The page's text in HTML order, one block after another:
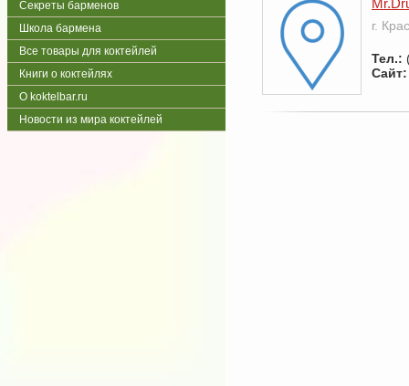
Секреты барменов
Школа бармена
Все товары для коктейлей
Книги о коктейлях
О koktelbar.ru
Новости из мира коктейлей
г.
Тел.:
Сайт: